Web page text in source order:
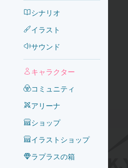
シナリオ
イラスト
サウンド
キャラクター
コミュニティ
アリーナ
ショップ
イラストショップ
ラプラスの箱